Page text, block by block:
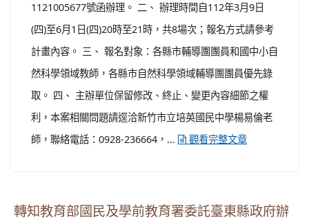
1121005677號函辦理。 二、 辦理時間自112年3月9日
(四)至6月1日(四)20時至21時，共8場次；報名方式請參考
計畫內容。 三、 報名對象：各縣市輔導團團員和國中小自
然科學領域教師，各縣市自然科學領域輔導團團員優先錄
取。 四、 主辦單位保留修改、終止、變更內容細節之權
利，本案相關問題請逕洽新竹市立培英國民中學楊易倫老
師，聯絡電話：0928-236664，...
觀看完整文章
轉知教育部國民及學前教育署委託臺東縣政府辦